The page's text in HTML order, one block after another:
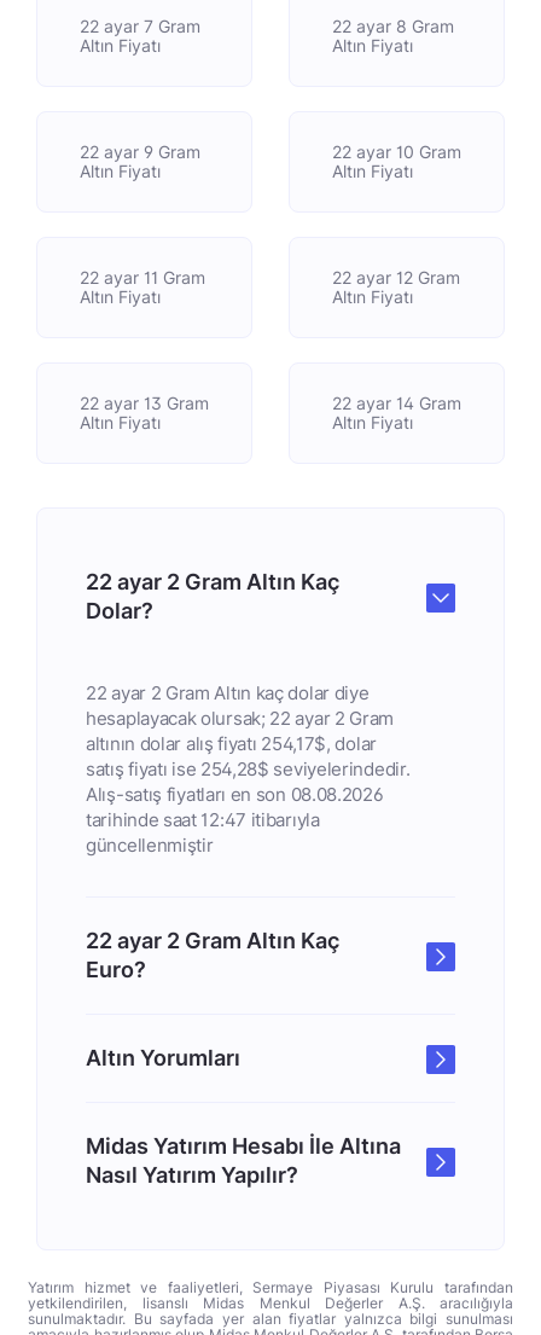
22 ayar 7 Gram
Altın Fiyatı
22 ayar 8 Gram
Altın Fiyatı
22 ayar 9 Gram
Altın Fiyatı
22 ayar 10 Gram
Altın Fiyatı
22 ayar 11 Gram
Altın Fiyatı
22 ayar 12 Gram
Altın Fiyatı
22 ayar 13 Gram
Altın Fiyatı
22 ayar 14 Gram
Altın Fiyatı
22 ayar 2 Gram Altın Kaç
Dolar?
22 ayar 2 Gram Altın kaç dolar diye
hesaplayacak olursak; 22 ayar 2 Gram
altının dolar alış fiyatı 254,17$, dolar
satış fiyatı ise 254,28$ seviyelerindedir.
Alış-satış fiyatları en son 08.08.2026
tarihinde saat 12:47 itibarıyla
güncellenmiştir
22 ayar 2 Gram Altın Kaç
Euro?
Altın Yorumları
Midas Yatırım Hesabı İle Altına
Nasıl Yatırım Yapılır?
Yatırım hizmet ve faaliyetleri, Sermaye Piyasası Kurulu tarafından
yetkilendirilen, lisanslı Midas Menkul Değerler A.Ş. aracılığıyla
sunulmaktadır. Bu sayfada yer alan fiyatlar yalnızca bilgi sunulması